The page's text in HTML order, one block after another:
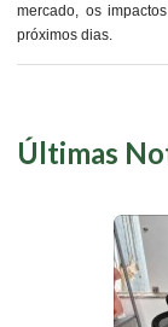
mercado, os
próximos dias.
Últimas